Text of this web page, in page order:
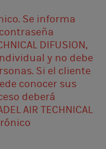
Se informa
DIFUSION,
y no debe
Si el cliente
conocer sus
deberá
AIR TECHNICAL